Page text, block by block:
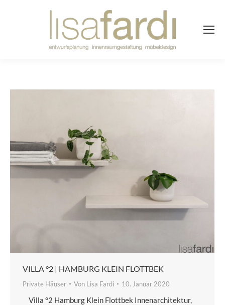
VILLA °2 | HAMBURG KLEIN FLOTTBEK
Private Häuser Von Lisa Fardi 10. Januar 2020
Villa °2 Hamburg Klein Flottbek Innenarchitektur,